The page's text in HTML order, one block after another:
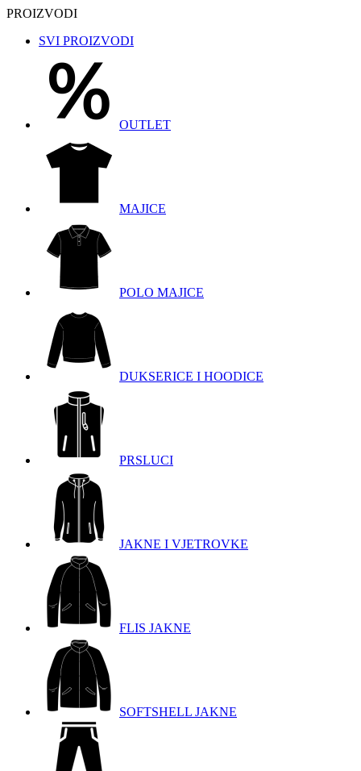
PROIZVODI
SVI PROIZVODI
OUTLET
MAJICE
POLO MAJICE
DUKSERICE I HOODICE
PRSLUCI
JAKNE I VJETROVKE
FLIS JAKNE
SOFTSHELL JAKNE